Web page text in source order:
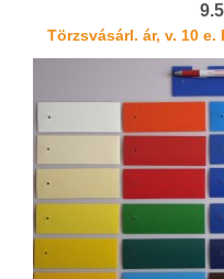
Törzsvásárl. ár, v. 10